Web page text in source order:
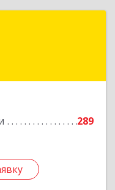
289
пер, дом № 19А